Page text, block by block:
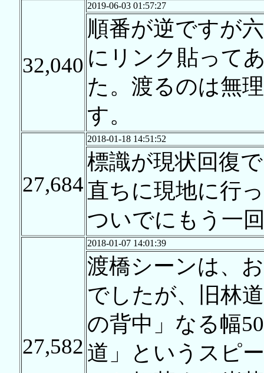
32,040
2019-06-03 01:57:27
順番が逆ですが
にリンク貼って
た。渡るのは無
す。
27,684
2018-01-18 14:51:52
標識が現状回復
直ちに現地に行
ついでにもう一
27,582
2018-01-07 14:01:39
渡橋シーンは、
でしたが、旧林
の背中」なる幅
道」というスピ